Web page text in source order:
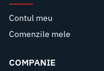
Contul meu
Comenzile mele
COMPANIE